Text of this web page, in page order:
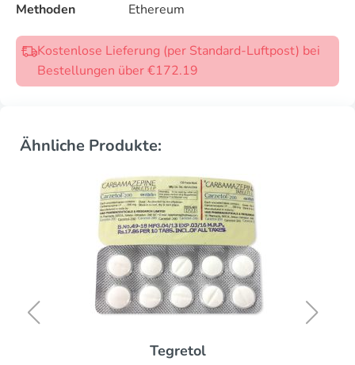
Methoden
Ethereum
Kostenlose Lieferung (per Standard-Luftpost) bei
Bestellungen über €172.19
Ähnliche Produkte:
Tegretol